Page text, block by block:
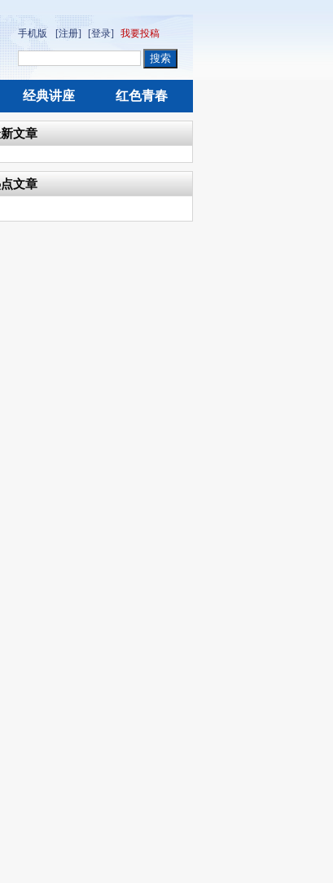
手机版 [注册] [登录] 我要投稿
经典讲座 红色青春
文章
文章